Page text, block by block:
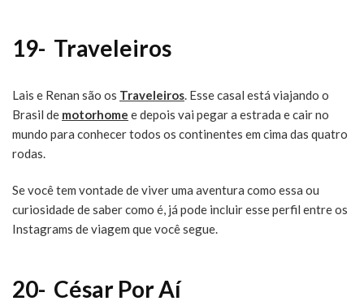
19- Traveleiros
Lais e Renan são os Traveleiros. Esse casal está viajando o
Brasil de motorhome e depois vai pegar a estrada e cair no
mundo para conhecer todos os continentes em cima das quatro
rodas.
Se você tem vontade de viver uma aventura como essa ou
curiosidade de saber como é, já pode incluir esse perfil entre os
Instagrams de viagem que você segue.
20- César Por Aí